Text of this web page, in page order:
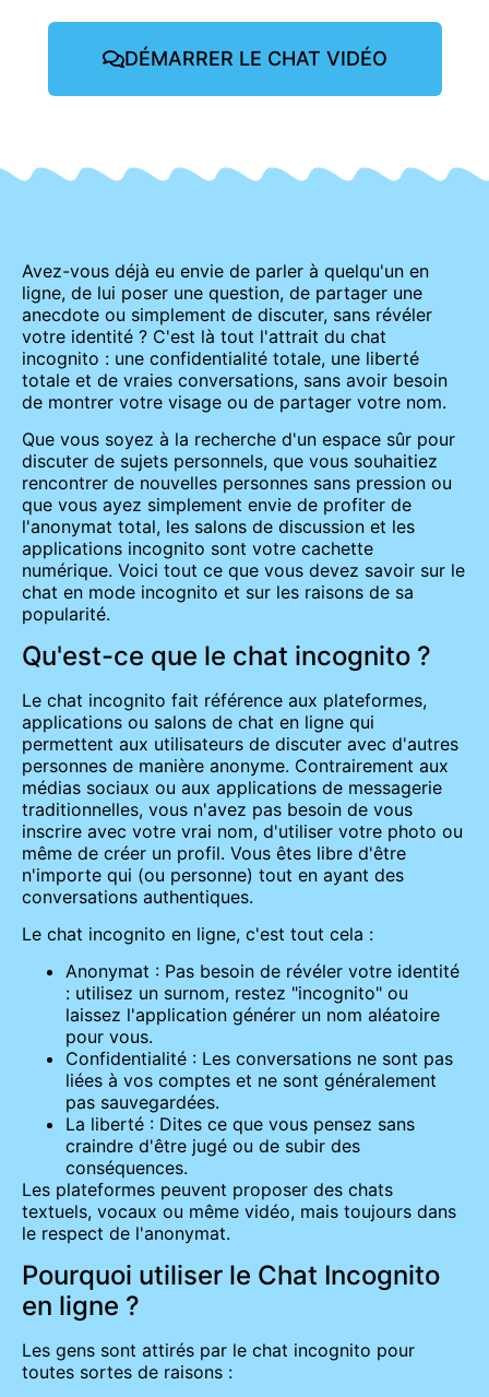
DÉMARRER LE CHAT VIDÉO
Avez-vous déjà eu envie de parler à quelqu'un en
ligne, de lui poser une question, de partager une
anecdote ou simplement de discuter, sans révéler
votre identité ? C'est là tout l'attrait du chat
incognito : une confidentialité totale, une liberté
totale et de vraies conversations, sans avoir besoin
de montrer votre visage ou de partager votre nom.
Que vous soyez à la recherche d'un espace sûr pour
discuter de sujets personnels, que vous souhaitiez
rencontrer de nouvelles personnes sans pression ou
que vous ayez simplement envie de profiter de
l'anonymat total, les salons de discussion et les
applications incognito sont votre cachette
numérique. Voici tout ce que vous devez savoir sur le
chat en mode incognito et sur les raisons de sa
popularité.
Qu'est-ce que le chat incognito ?
Le chat incognito fait référence aux plateformes,
applications ou salons de chat en ligne qui
permettent aux utilisateurs de discuter avec d'autres
personnes de manière anonyme. Contrairement aux
médias sociaux ou aux applications de messagerie
traditionnelles, vous n'avez pas besoin de vous
inscrire avec votre vrai nom, d'utiliser votre photo ou
même de créer un profil. Vous êtes libre d'être
n'importe qui (ou personne) tout en ayant des
conversations authentiques.
Le chat incognito en ligne, c'est tout cela :
Anonymat : Pas besoin de révéler votre identité
: utilisez un surnom, restez "incognito" ou
laissez l'application générer un nom aléatoire
pour vous.
Confidentialité : Les conversations ne sont pas
liées à vos comptes et ne sont généralement
pas sauvegardées.
La liberté : Dites ce que vous pensez sans
craindre d'être jugé ou de subir des
conséquences.
Les plateformes peuvent proposer des chats
textuels, vocaux ou même vidéo, mais toujours dans
le respect de l'anonymat.
Pourquoi utiliser le Chat Incognito
en ligne ?
Les gens sont attirés par le chat incognito pour
toutes sortes de raisons :